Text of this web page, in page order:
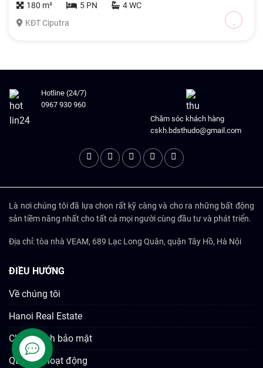
180 m² 5 PN
4 WC
KĐT Ciputra
Hotline (24/7)
0967 930 960
Chăm sóc khách hàng
cskh.bdsthudo@gmail.com
Là nơi chúng tôi đã lựa chọn rất kỹ càng và cho ra những bất động
sản tiềm năng nhất cho tất cả mọi người cùng đầu tư và phát triển.
Địa chỉ: tòa nhà VEAM, 689 Lạc Long Quân, quận Tây Hồ, Hà Nội
ĐIỀU HƯỚNG
Về chúng tôi
Hanoi Real Estate
Chính sách bảo mật
Quy chế hoạt động